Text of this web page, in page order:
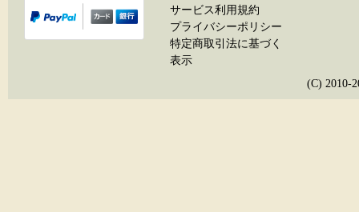
サービス利用規約
プライバシーポリシー
特定商取引法に基づく
表示
(C) 2010-